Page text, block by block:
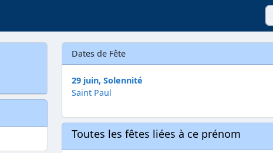
Dates de Fête
29 juin, Solennité
Saint Paul
Toutes les fêtes liées à ce prénom